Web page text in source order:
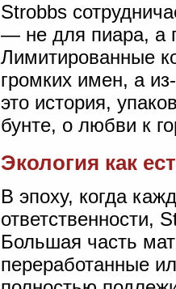
Strobbs
— не для пиара, а
Лимитированные
громких имен, а
это история,
бунте, о любви к
Экология как
В эпоху, когда
ответственности,
Большая часть
переработанные